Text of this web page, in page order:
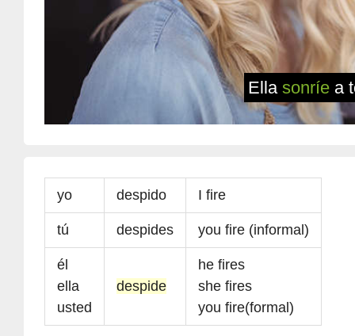
Ella sonríe a
yo despido I fire
tú despides you fire (informal)
él
ella
usted
despide
he fires
she fires
you fire(formal)